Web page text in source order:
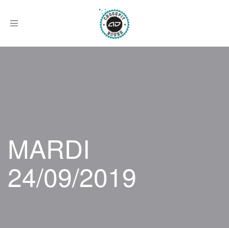
Afficher
MARDI
24/09/2019